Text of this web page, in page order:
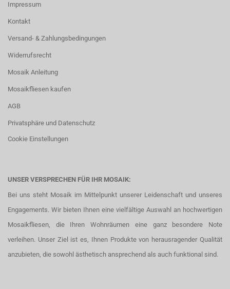
Impressum
Kontakt
Versand- & Zahlungsbedingungen
Widerrufsrecht
Mosaik Anleitung
Mosaikfliesen kaufen
AGB
Privatsphäre und Datenschutz
Cookie Einstellungen
UNSER VERSPRECHEN FÜR IHR MOSAIK:
Bei uns steht Mosaik im Mittelpunkt unserer Leidenschaft und unseres
Engagements. Wir bieten Ihnen eine vielfältige Auswahl an hochwertigen
Mosaikfliesen, die Ihren Wohnräumen eine ganz besondere Note
verleihen. Unser Ziel ist es, Ihnen Produkte von herausragender Qualität
anzubieten, die sowohl ästhetisch ansprechend als auch funktional sind.